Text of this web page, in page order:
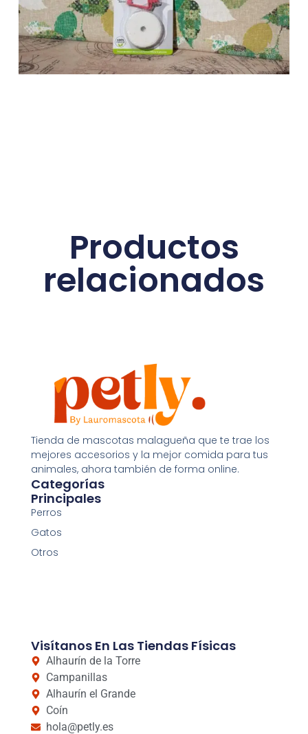
Productos
relacionados
Tienda de mascotas malagueña que te trae los
mejores accesorios y la mejor comida para tus
animales, ahora también de forma online.
Categorías
Principales
Perros
Gatos
Otros
Visítanos En Las Tiendas Físicas
Alhaurín de la Torre
Campanillas
Alhaurín el Grande
Coín
hola@petly.es